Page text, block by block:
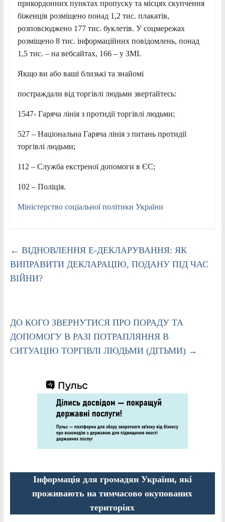
прикордонних пунктах пропуску та місцях скупчення
біженців розміщено понад 1,2 тис. плакатів,
розповсюджено 177 тис. буклетів. У соцмережах
розміщено 8 тис. інформаційних повідомлень, понад
1,5 тис. – на вебсайтах, 166 – у ЗМІ.
Якщо ви або ваші близькі та знайомі
постраждали від торгівлі людьми звертайтесь:
1547- Гаряча лінія з протидії торгівлі людьми;
527 – Національна Гаряча лінія з питань протидії
торгівлі людьми;
112 – Служба екстреної допомоги в ЄС;
102 – Поліція.
Міністерство соціальної політики України
← ВІДНОВЛЕННЯ Е-ДЕКЛАРУВАННЯ: ЯК
ВИПРАВИТИ ДЕКЛАРАЦІЮ, ПОДАНУ ПІД ЧАС
ВІЙНИ?
ДО КОГО ЗВЕРНУТИСЯ ПРО ПОРАДУ ТА
ДОПОМОГУ В РАЗІ ПОТРАПЛЯННЯ В
СИТУАЦІЮ ТОРГІВЛІ ЛЮДЬМИ (ДІТЬМИ) →
Інформація для громадян України, які
проживають на тимчасово окупованих
територіях